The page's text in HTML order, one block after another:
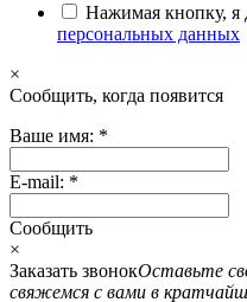
Нажимая кнопку, я
персональных данных
×
Cообщить, когда появится
Ваше имя: *
E-mail: *
Cообщить
×
Заказать звонокОставьте
свяжемся с вами в